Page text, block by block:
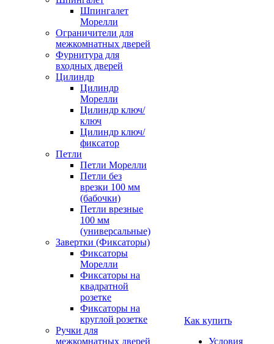
Шпингалет
Морелли
Ограничители для
межкомнатных дверей
Фурнитура для
входных дверей
Цилиндр
Цилиндр
Морелли
Цилиндр ключ/
ключ
Цилиндр ключ/
фиксатор
Петли
Петли Морелли
Петли без
врезки 100 мм
(бабочки)
Петли врезные
100 мм
(универсальные)
Завертки (Фиксаторы)
Фиксаторы
Морелли
Фиксаторы на
квадратной
розетке
Фиксаторы на
круглой розетке
Ручки для
межкомнатных дверей
Как купить
Условия